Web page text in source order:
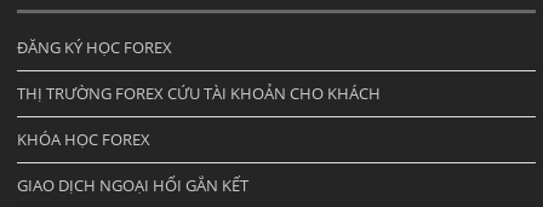
ĐĂNG KÝ HỌC FOREX
THỊ TRƯỜNG FOREX CỨU TÀI KHOẢN CHO KHÁCH
KHÓA HỌC FOREX
GIAO DỊCH NGOẠI HỐI GẮN KẾT